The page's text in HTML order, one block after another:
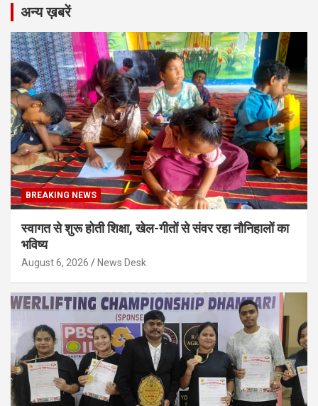
अन्य ख़बरें
BREAKING NEWS
स्वागत से शुरू होती शिक्षा, खेल-गीतों से संवर रहा नौनिहालों का
भविष्य
August 6, 2026 News Desk